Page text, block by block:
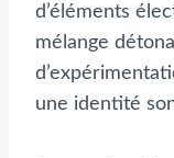
d’éléments
mélange
une identité